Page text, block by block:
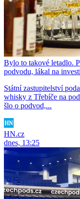
Bylo to takové letadlo.
podvodu, lákal na
Státní zastupitelství
whisky z Třebíče na
šlo o podvod,...
HN.cz
dnes, 13:25